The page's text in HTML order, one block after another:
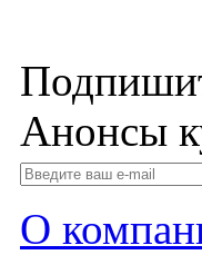
Анонсы
О